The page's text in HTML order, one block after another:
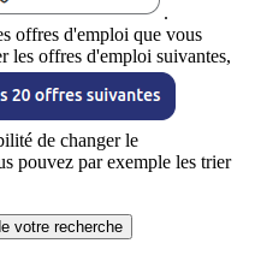
.
offres d'emploi que vous
les offres d'emploi suivantes,
de changer le
pouvez par exemple les trier
votre recherche